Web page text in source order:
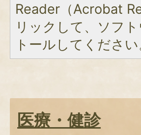
Reader（Acrobat
リックして、ソフ
トールしてください
医療・健診